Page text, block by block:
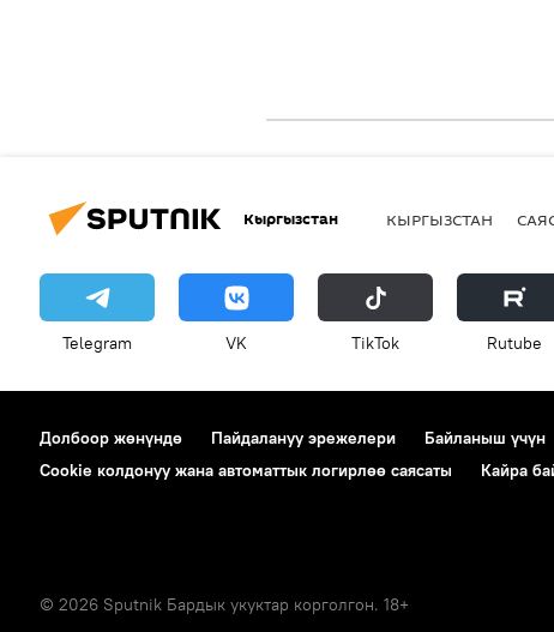
Кыргызстан КЫРГЫЗСТАН
Telegram VK ТikТоk Rutube
Долбоор жөнүндө Пайдалануу эрежелери Байланыш үчүн
Cookie колдонуу жана автоматтык логирлөө саясаты
Кайра
© 2026 Sputnik Бардык укуктар корголгон. 18+